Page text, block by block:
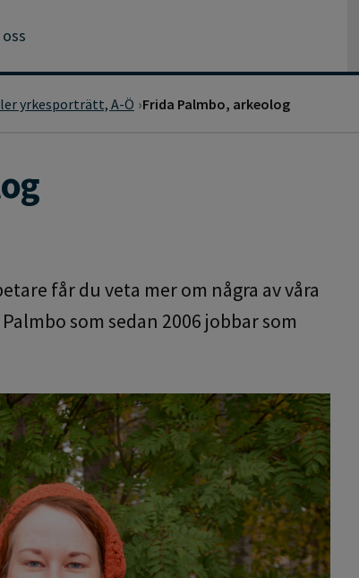
yrkesporträtt, A-Ö Frida Palmbo, arkeolog
får du veta mer om några av våra
som sedan 2006 jobbar som